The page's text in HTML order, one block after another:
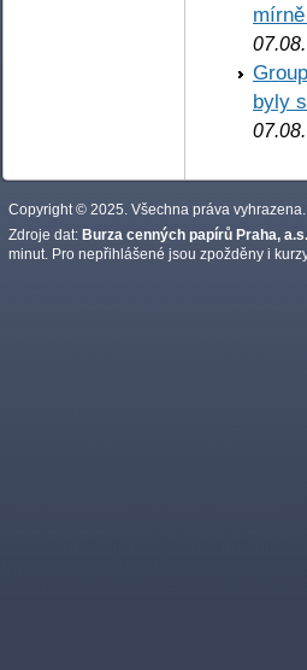
byly
Copyright © 2025. Všechna práva vyhrazena.
Zdroje dat: Burza cenných papírů Praha, a.s.
minut. Pro nepřihlášené jsou zpožděny i